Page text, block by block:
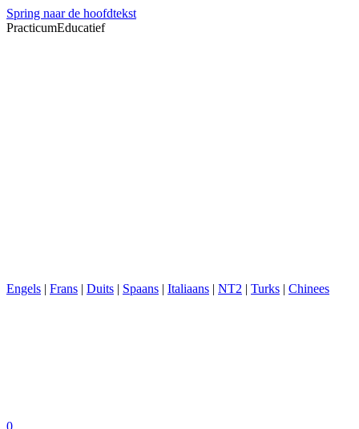
Spring naar de hoofdtekst
PracticumEducatief
Engels | Frans | Duits | Spaans | Italiaans | NT2 | Turks | Chinees
0